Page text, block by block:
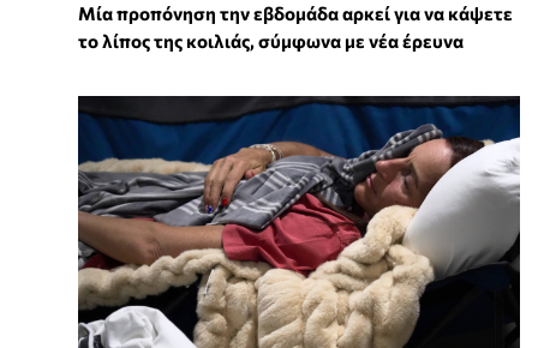
Μία προπόνηση την εβδομάδα αρκεί για να κάψετε
το λίπος της κοιλιάς, σύμφωνα με νέα έρευνα